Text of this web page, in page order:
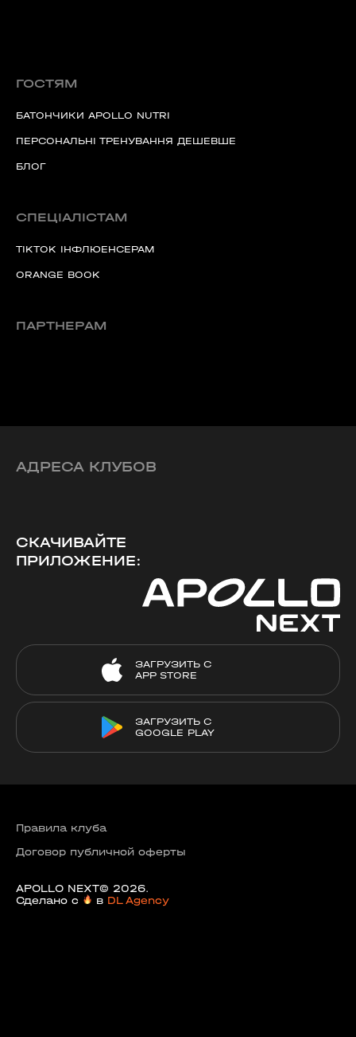
ГОСТЯМ
БАТОНЧИКИ APOLLO NUTRI
ПЕРСОНАЛЬНІ ТРЕНУВАННЯ ДЕШЕВШЕ
БЛОГ
СПЕЦІАЛІСТАМ
TIKTOK ІНФЛЮЕНСЕРАМ
ORANGE BOOK
ПАРТНЕРАМ
АДРЕСА КЛУБОВ
СКАЧИВАЙТЕ
ПРИЛОЖЕНИЕ:
ЗАГРУЗИТЬ С
APP STORE
ЗАГРУЗИТЬ С
GOOGLE PLAY
Правила клуба
Договор публичной оферты
APOLLO NEXT© 2026.
Сделано с
в DL Agency